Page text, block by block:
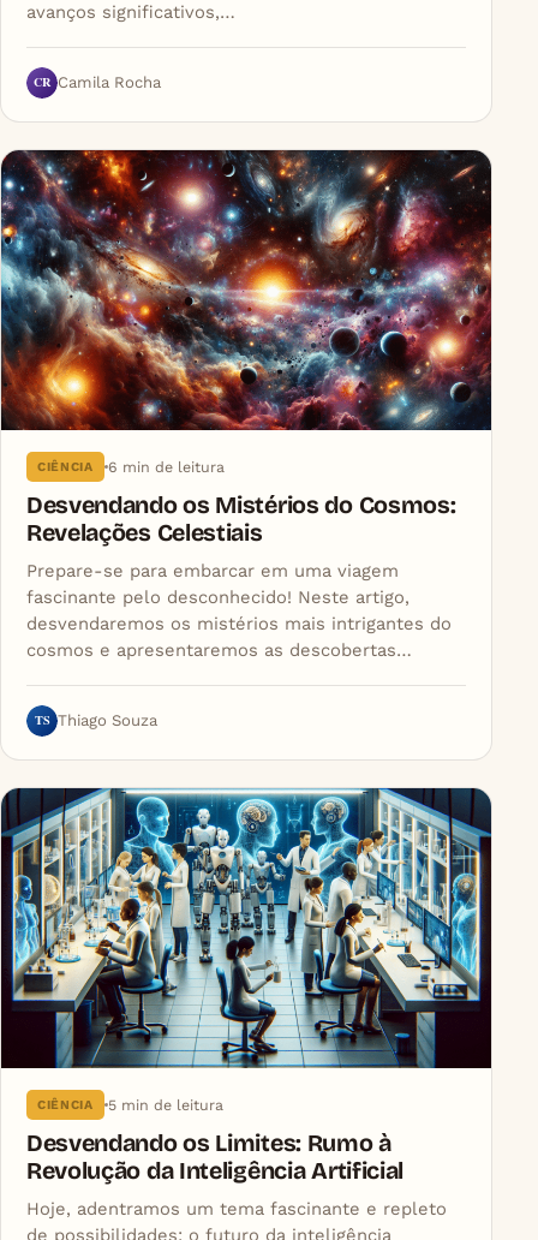
avanços significativos,…
CR Camila Rocha
CIÊNCIA 6 min de leitura
Desvendando os Mistérios do Cosmos:
Revelações Celestiais
Prepare-se para embarcar em uma viagem
fascinante pelo desconhecido! Neste artigo,
desvendaremos os mistérios mais intrigantes do
cosmos e apresentaremos as descobertas…
TS Thiago Souza
CIÊNCIA 5 min de leitura
Desvendando os Limites: Rumo à
Revolução da Inteligência Artificial
Hoje, adentramos um tema fascinante e repleto
de possibilidades: o futuro da inteligência